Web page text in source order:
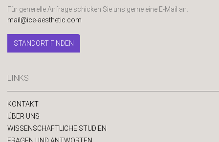
Für generelle Anfrage schicken Sie uns gerne eine E-Mail an:
mail@ice-aesthetic.com
STANDORT FINDEN
LINKS
KONTAKT
ÜBER UNS
WISSENSCHAFTLICHE STUDIEN
FRAGEN UND ANTWORTEN